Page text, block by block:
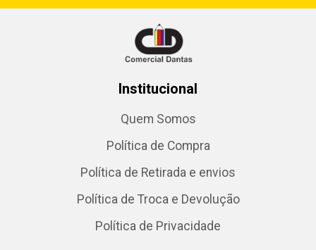
Institucional
Quem Somos
Política de Compra
Política de Retirada e envios
Política de Troca e Devolução
Política de Privacidade